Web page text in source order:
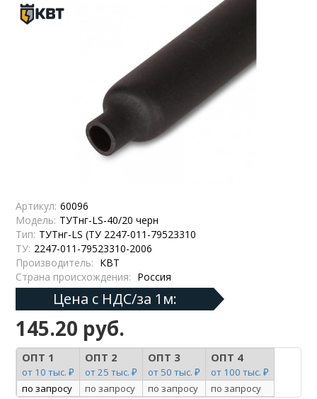
Артикул: 60096
Модель: ТУТнг-LS-40/20 черн
Тип: ТУТнг-LS (ТУ 2247-011-79523310
ТУ: 2247-011-79523310-2006
Производитель: КВТ
Страна происхождения: Россия
Цена с НДС/за 1м:
145.20 руб.
ОПТ 1
от 10 тыс. ₽
ОПТ 2
от 25 тыс. ₽
ОПТ 3
от 50 тыс. ₽
ОПТ 4
от 100 тыс. ₽
по запросу
по запросу по запросу по запросу